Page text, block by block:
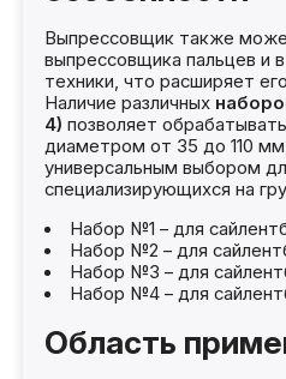
Выпрессовщик также
выпрессовщика пальцев и
техники, что расширяет
Наличие различных
4) позволяет
диаметром от 35 до 110
универсальным выбором
специализирующихся на
Набор №1 – для
Набор №2 – для
Набор №3 – для
Набор №4 – для
Область